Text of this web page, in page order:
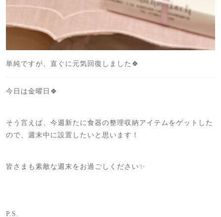
単純ですが、直ぐに元気回復しました🍀
今日は金曜日🍀
そう言えば、今週新たに食器の整理収納アイテムをゲットした
ので、週末中に設置したいと思います！
皆さまも素敵な週末をお過ごしください✨
P.S.